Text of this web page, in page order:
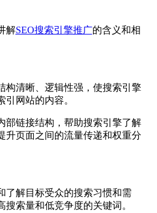
解SEO搜索引擎推广的含义和相
构清晰、逻辑性强，使搜索引擎
网站的内容。
部链接结构，帮助搜索引擎了解
升页面之间的流量传递和权重分
了解目标受众的搜索习惯和需
索量和低竞争度的关键词。